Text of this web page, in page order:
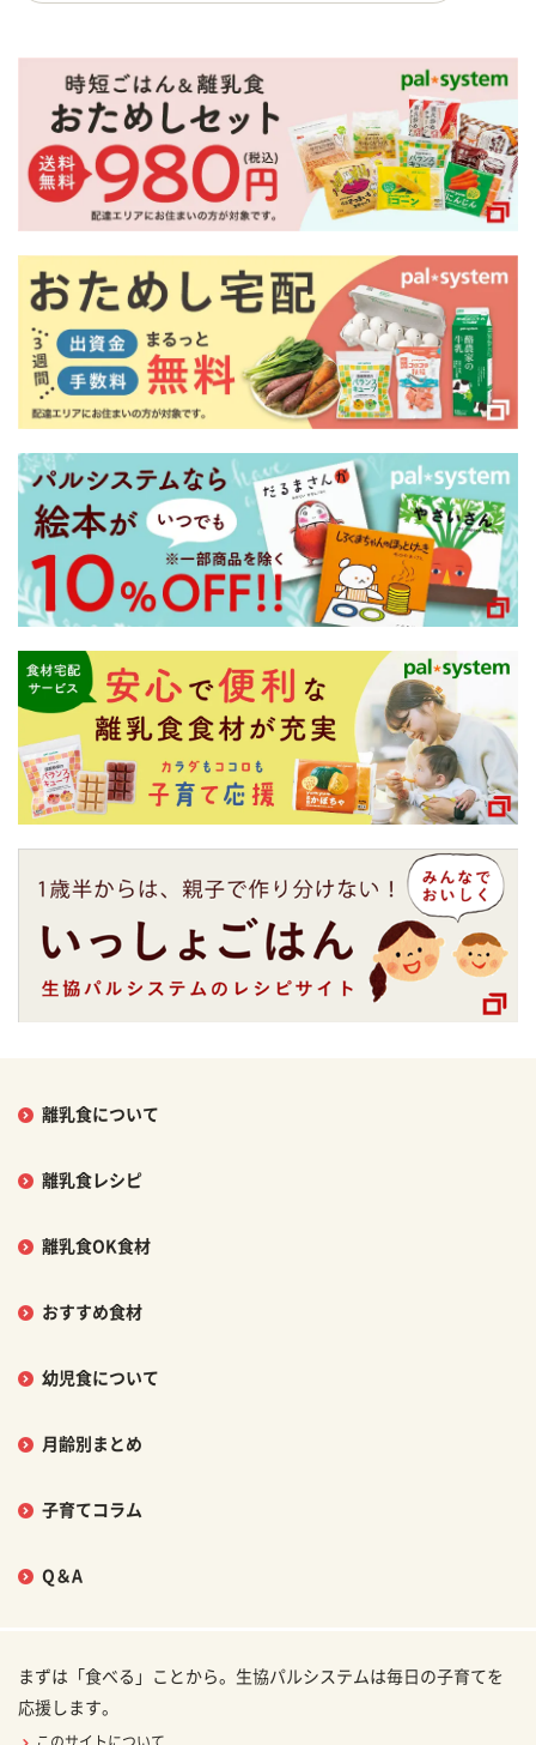
離乳食について
離乳食レシピ
離乳食OK食材
おすすめ食材
幼児食について
月齢別まとめ
子育てコラム
Q＆A
まずは「食べる」ことから。生協パルシステムは毎日の子育てを
応援します。
このサイトについて